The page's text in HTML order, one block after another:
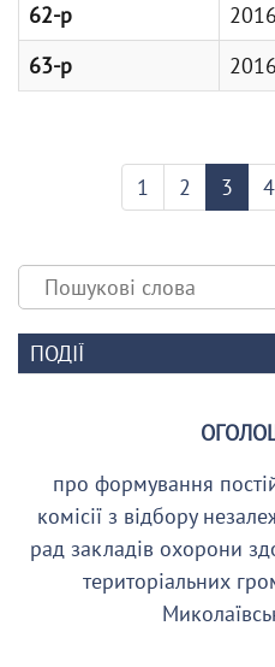
62-р
63-р
1 2 3 4
ПОДІЇ
про формування
комісії з відбору
рад закладів охорони
територіальних